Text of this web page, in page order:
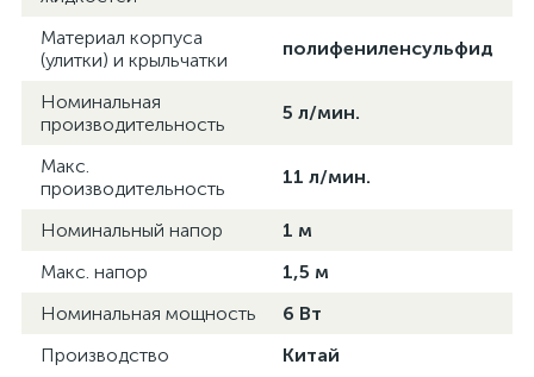
Материал корпуса
(улитки) и крыльчатки
полифениленсульфид
Номинальная
производительность
5 л/мин.
Макс.
производительность
11 л/мин.
Номинальный напор
1 м
Макс. напор
1,5 м
Номинальная мощность
6 Вт
Производство
Китай